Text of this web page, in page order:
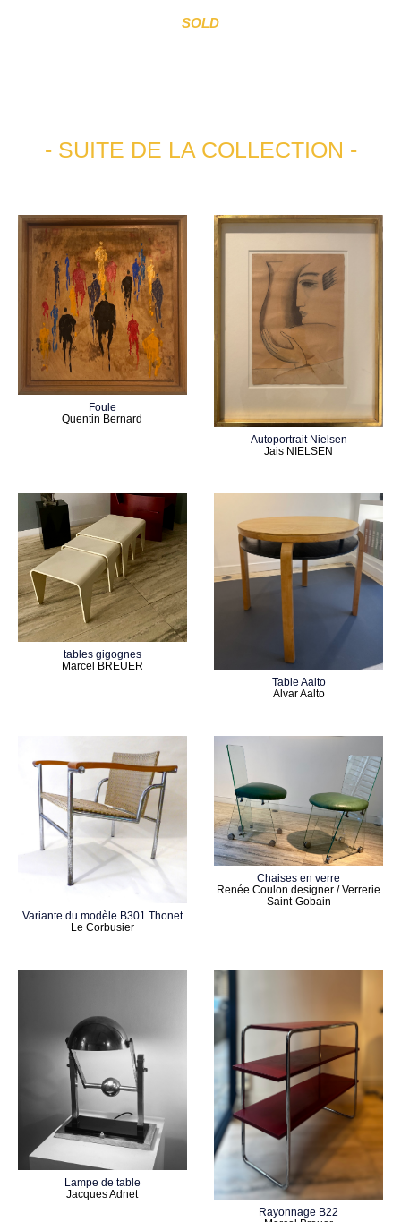
SOLD
- SUITE DE LA COLLECTION -
Foule
Quentin Bernard
Autoportrait Nielsen
Jais NIELSEN
tables gigognes
Marcel BREUER
Table Aalto
Alvar Aalto
Variante du modèle B301 Thonet
Le Corbusier
Chaises en verre
Renée Coulon designer / Verrerie
Saint-Gobain
Lampe de table
Jacques Adnet
Rayonnage B22